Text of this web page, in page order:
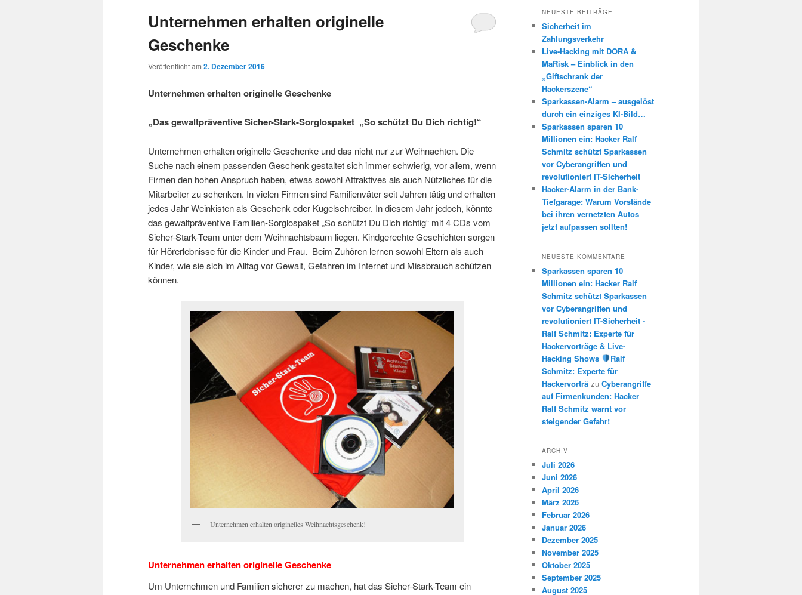
Unternehmen erhalten originelle
Geschenke
Veröffentlicht am 2. Dezember 2016
Unternehmen erhalten originelle Geschenke
„Das gewaltpräventive Sicher-Stark-Sorglospaket „So schützt Du Dich richtig!“
Unternehmen erhalten originelle Geschenke und das nicht nur zur Weihnachten. Die
Suche nach einem passenden Geschenk gestaltet sich immer schwierig, vor allem, wenn
Firmen den hohen Anspruch haben, etwas sowohl Attraktives als auch Nützliches für die
Mitarbeiter zu schenken. In vielen Firmen sind Familienväter seit Jahren tätig und erhalten
jedes Jahr Weinkisten als Geschenk oder Kugelschreiber. In diesem Jahr jedoch, könnte
das gewaltpräventive Familien-Sorglospaket „So schützt Du Dich richtig“ mit 4 CDs vom
Sicher-Stark-Team unter dem Weihnachtsbaum liegen. Kindgerechte Geschichten sorgen
für Hörerlebnisse für die Kinder und Frau. Beim Zuhören lernen sowohl Eltern als auch
Kinder, wie sie sich im Alltag vor Gewalt, Gefahren im Internet und Missbrauch schützen
können.
Unternehmen erhalten originelles Weihnachtsgeschenk!
Unternehmen erhalten originelle Geschenke
Um Unternehmen und Familien sicherer zu machen, hat das Sicher-Stark-Team ein
h
n
NEUESTE BEITRÄGE
Sicherheit im
Zahlungsverkehr
Live-Hacking mit DORA &
MaRisk – Einblick in den
„Giftschrank der
Hackerszene“
Sparkassen-Alarm – ausgelöst
durch ein einziges KI-Bild…
Sparkassen sparen 10
Millionen ein: Hacker Ralf
Schmitz schützt Sparkassen
vor Cyberangriffen und
revolutioniert IT-Sicherheit
Hacker-Alarm in der Bank-
Tiefgarage: Warum Vorstände
bei ihren vernetzten Autos
jetzt aufpassen sollten!
NEUESTE KOMMENTARE
Sparkassen sparen 10
Millionen ein: Hacker Ralf
Schmitz schützt Sparkassen
vor Cyberangriffen und
revolutioniert IT-Sicherheit -
Ralf Schmitz: Experte für
Hackervorträge & Live-
Hacking Shows
Ralf
Schmitz: Experte für
Hackervorträ zu Cyberangriffe
auf Firmenkunden: Hacker
Ralf Schmitz warnt vor
steigender Gefahr!
ARCHIV
Juli 2026
Juni 2026
April 2026
März 2026
Februar 2026
Januar 2026
Dezember 2025
November 2025
Oktober 2025
September 2025
August 2025